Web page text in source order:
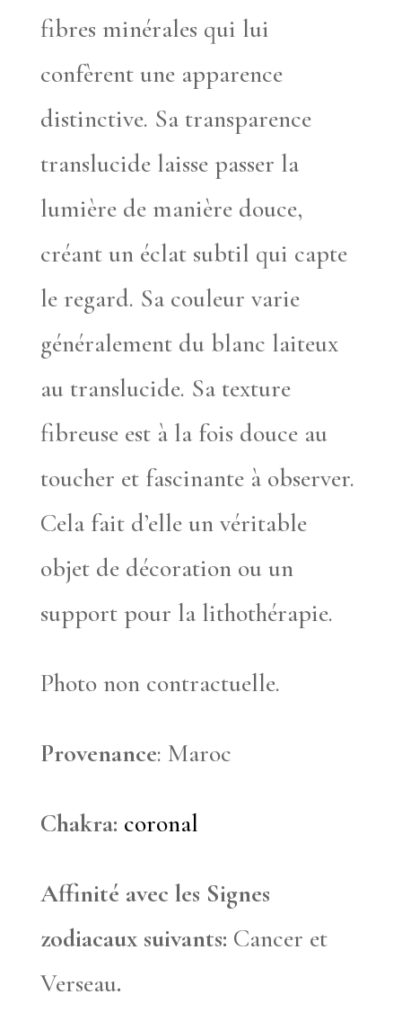
fibres minérales qui lui
confèrent une apparence
distinctive. Sa transparence
translucide laisse passer la
lumière de manière douce,
créant un éclat subtil qui capte
le regard. Sa couleur varie
généralement du blanc laiteux
au translucide. Sa texture
fibreuse est à la fois douce au
toucher et fascinante à observer.
Cela fait d’elle un véritable
objet de décoration ou un
support pour la lithothérapie.
Photo non contractuelle.
Provenance: Maroc
Chakra: coronal
Affinité avec les Signes
zodiacaux suivants: Cancer et
Verseau.